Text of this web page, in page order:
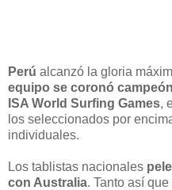
Perú alcanzó la gloria
equipo se coronó
ISA World Surfing Games,
los seleccionados por
individuales.
Los tablistas nacionales
con Australia. Tanto así que